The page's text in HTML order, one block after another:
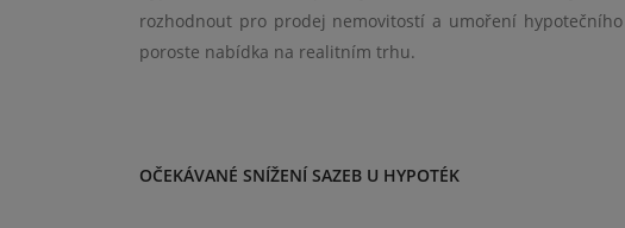
rozhodnout pro prodej nemovitostí a umoření
poroste nabídka na realitním trhu.
OČEKÁVANÉ SNÍŽENÍ SAZEB U HYPOTÉK